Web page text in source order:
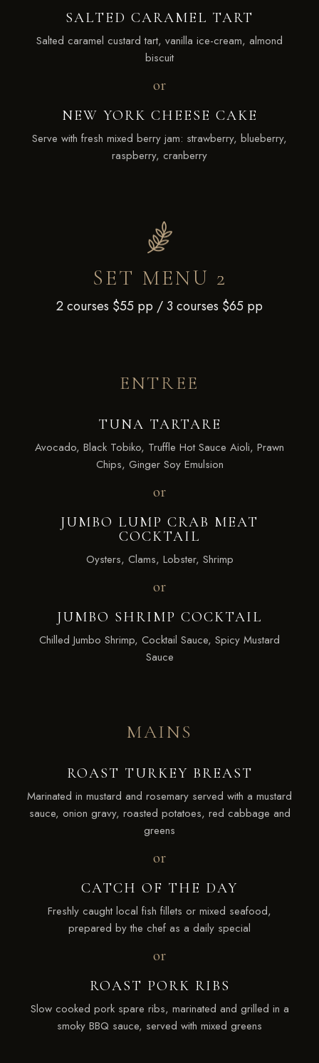
SALTED CARAMEL TART
Salted caramel custard tart, vanilla ice-cream, almond
biscuit
or
NEW YORK CHEESE CAKE
Serve with fresh mixed berry jam: strawberry, blueberry,
raspberry, cranberry
SET MENU 2
2 courses $55 pp / 3 courses $65 pp
ENTREE
TUNA TARTARE
Avocado, Black Tobiko, Truffle Hot Sauce Aioli, Prawn
Chips, Ginger Soy Emulsion
or
JUMBO LUMP CRAB MEAT
COCKTAIL
Oysters, Clams, Lobster, Shrimp
or
JUMBO SHRIMP COCKTAIL
Chilled Jumbo Shrimp, Cocktail Sauce, Spicy Mustard
Sauce
MAINS
ROAST TURKEY BREAST
Marinated in mustard and rosemary served with a mustard
sauce, onion gravy, roasted potatoes, red cabbage and
greens
or
CATCH OF THE DAY
Freshly caught local fish fillets or mixed seafood,
prepared by the chef as a daily special
or
ROAST PORK RIBS
Slow cooked pork spare ribs, marinated and grilled in a
smoky BBQ sauce, served with mixed greens